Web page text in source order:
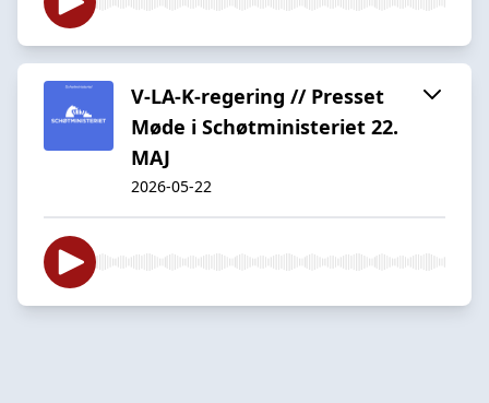
V-LA-K-regering // Presset
Møde i Schøtministeriet 22.
MAJ
2026-05-22